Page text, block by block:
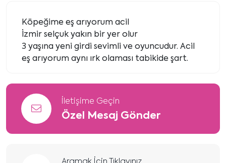
Köpeğime eş arıyorum acil
İzmir selçuk yakın bir yer olur
3 yaşına yeni girdi sevimli ve oyuncudur. Acil
eş arıyorum aynı ırk olaması tabikide şart.
İletişime Geçin
Özel Mesaj Gönder